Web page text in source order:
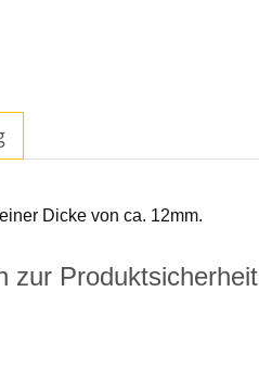
Dicke von ca. 12mm.
zur Produktsicherheit